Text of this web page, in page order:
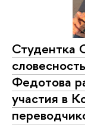
Студентка
Федотова
участия в